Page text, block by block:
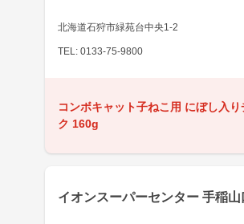
北海道石狩市緑苑台中央1-2
TEL: 0133-75-9800
コンボキャット子ねこ用 にぼし入
ク 160g
イオンスーパーセンター 手稲山